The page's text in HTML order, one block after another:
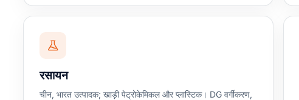
रसायन
चीन, भारत उत्पादक; खाड़ी पेट्रोकेमिकल और प्लास्टिक। DG वर्गीकरण,